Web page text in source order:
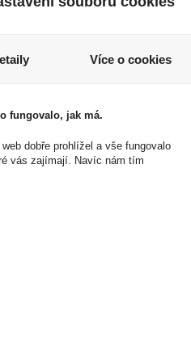
Cena za:1 ks
Skladem:50 - 100 ks
Více o cookies
fungovalo, jak má.
dobře prohlížel a vše fungovalo
vás zajímají. Navíc nám tím